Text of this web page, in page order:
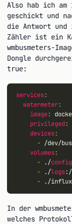
Also hab ich am
geschickt und
die Antwort und
Zähler ist ein
wmbusmeters-
Dongle
true:
services:
watermeter:
image:
privileged:
devices:
- /dev/
volumes:
- ./config
- ./logs:/
- ./
In der
welches